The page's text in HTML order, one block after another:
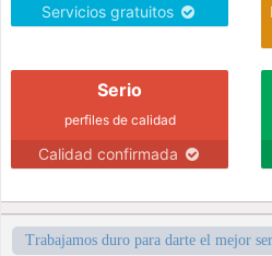
Servicios gratuitos
Serio
perfiles de calidad
Calidad confirmada
Trabajamos duro para darte el mejor